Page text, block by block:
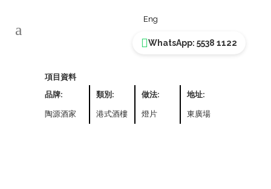
Eng
WhatsApp: 5538 1122
陶源酒家
項目資料
品牌:
類別: 做法: 地址:
陶源酒家 港式酒樓 燈片 東廣場